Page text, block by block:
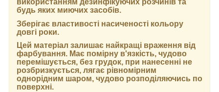
будь яких миючих засобів.
Зберігає властивості насиченості кольору
довгі роки.
Цей матеріал залишає найкращі враження від
фарбування. Має помірну в'язкість, чудово
перемішується, без грудок, при нанесенні не
розбризкується, лягає рівномірним
однорідним шаром, чудово розподіляючись по
поверхні.